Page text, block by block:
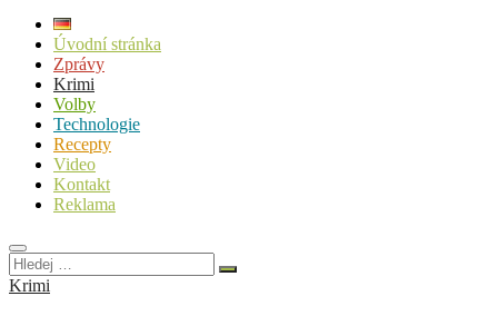
Úvodní stránka
Zprávy
Krimi
Volby
Technologie
Recepty
Video
Kontakt
Reklama
Hledej
…
Krimi